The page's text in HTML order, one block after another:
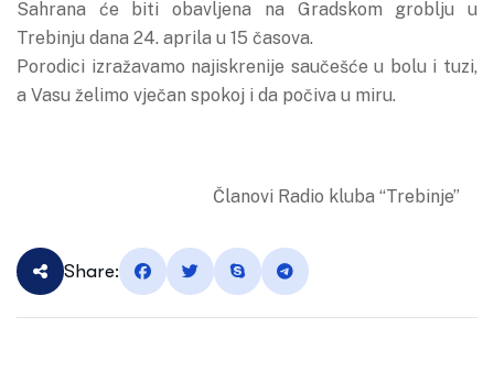
Sahrana će biti obavljena na Gradskom groblju u
Trebinju dana 24. aprila u 15 časova.
Porodici izražavamo najiskrenije saučešće u bolu i tuzi,
a Vasu želimo vječan spokoj i da počiva u miru.
Članovi Radio kluba “Trebinje”
Share: